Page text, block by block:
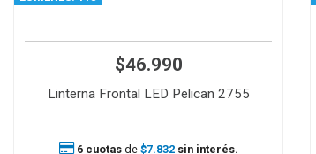
$46.990
Linterna Frontal LED Pelican 2755
6 cuotasde $7.832 sin interés.